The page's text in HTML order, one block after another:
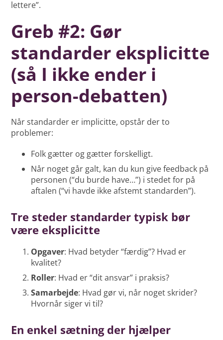
lettere”.
Greb #2: Gør
standarder eksplicitte
(så I ikke ender i
person-debatten)
Når standarder er implicitte, opstår der to
problemer:
Folk gætter og gætter forskelligt.
Når noget går galt, kan du kun give feedback på
personen (“du burde have…”) i stedet for på
aftalen (“vi havde ikke afstemt standarden”).
Tre steder standarder typisk bør
være eksplicitte
Opgaver: Hvad betyder “færdig”? Hvad er
kvalitet?
Roller: Hvad er “dit ansvar” i praksis?
Samarbejde: Hvad gør vi, når noget skrider?
Hvornår siger vi til?
En enkel sætning der hjælper